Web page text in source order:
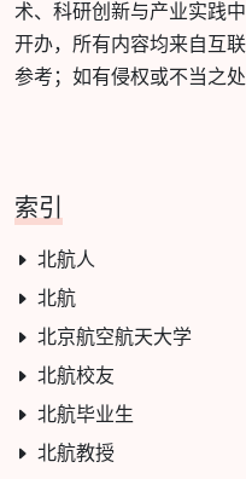
术、科研创新与产业实践
开办，所有内容均来自互
参考；如有侵权或不当之
索引
北航人
北航
北京航空航天大学
北航校友
北航毕业生
北航教授